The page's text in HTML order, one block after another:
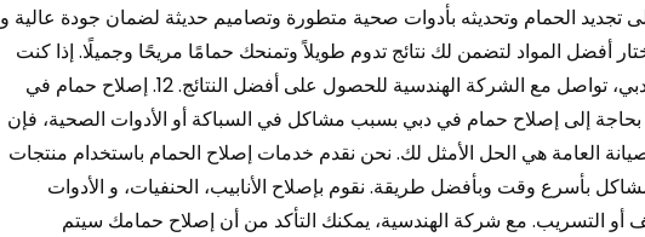
تجديد الحمام وتحديثه بأدوات صحية متطورة وتصاميم حديثة لضمان جودة عالية و
أفضل المواد لتضمن لك نتائج تدوم طويلاً وتمنحك حمامًا مريحًا وجميلًا. إذا كنت
بحاجة إلى ترميم حمام في دبي، تواصل مع الشركة الهندسية للحصول على أفضل النتائج. 12. إصلاح حمام في
إذا كنت بحاجة إلى إصلاح حمام في دبي بسبب مشاكل في السباكة أو الأدوات الصحية، فإن
العامة هي الحل الأمثل لك. نحن نقدم خدمات إصلاح الحمام باستخدام منتجات
بأسرع وقت وبأفضل طريقة. نقوم بإصلاح الأنابيب، الحنفيات، و الأدوات
أو التسريب. مع شركة الهندسية، يمكنك التأكد من أن إصلاح حمامك سيتم